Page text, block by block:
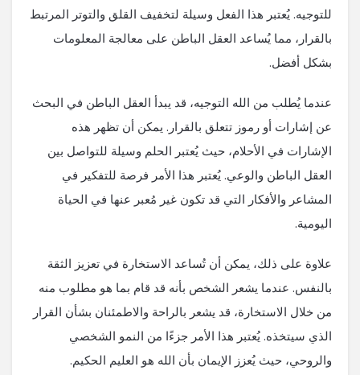
للتوجيه. يُعتبر هذا الفعل وسيلة لتخفيف القلق والتوتر المرتبط
بالقرار، مما يُساعد العقل الباطن على معالجة المعلومات
بشكل أفضل.
عندما يُطلب من الله التوجيه، قد يبدأ العقل الباطن في البحث
عن إشارات أو رموز تتعلق بالقرار. يمكن أن تظهر هذه
الإشارات في الأحلام، حيث يُعتبر الحلم وسيلة للتواصل بين
العقل الباطن والوعي. يُعتبر هذا الأمر فرصة للتفكير في
المشاعر والأفكار التي قد تكون غير مُعبر عنها في الحياة
اليومية.
علاوة على ذلك، يمكن أن تُساعد الاستخارة في تعزيز الثقة
بالنفس. عندما يشعر الشخص بأنه قد قام بما هو مطلوب منه
من خلال الاستخارة، قد يشعر بالراحة والاطمئنان بشأن القرار
الذي سيتخذه. يُعتبر هذا الأمر جزءًا من النمو الشخصي
والروحي، حيث يُعزز الإيمان بأن الله هو العليم الحكيم.